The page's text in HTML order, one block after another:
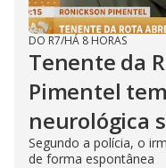
DO R7/HÁ 8 HORAS
Tenente da
Pimentel
neurológica
Segundo a polícia, o
de forma espontânea